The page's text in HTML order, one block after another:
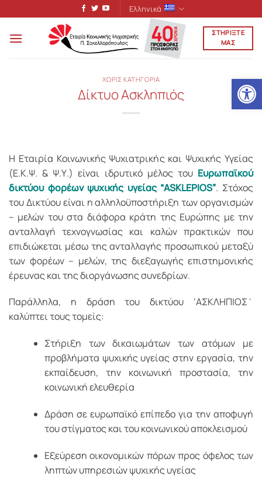
στο
περιεχόμενο
Ελληνικά
ΣΤΗΡΙΞΤΕ
ΜΑΣ
ΧΩΡΙΣ ΚΑΤΗΓΟΡΙΑ
Δίκτυο Ασκληπιός
Η Εταιρία Κοινωνικής Ψυχιατρικής και Ψυχικής Υγείας
(Ε.Κ.Ψ. & Ψ.Υ.) είναι ιδρυτικό μέλος του Ευρωπαϊκού
δικτύου φορέων ψυχικής υγείας “ASKLEPIOS”. Στόχος
του Δικτύου είναι η αλληλοϋποστήριξη των οργανισμών
– μελών του στα διάφορα κράτη της Ευρώπης με την
ανταλλαγή τεχνογνωσίας και καλών πρακτικών που
επιδιώκεται μέσω της ανταλλαγής προσωπικού μεταξύ
των φορέων – μελών, της διεξαγωγής επιστημονικής
έρευνας και της διοργάνωσης συνεδρίων.
Παράλληλα, η δράση του δικτύου ‘ΑΣΚΛΗΠΙΟΣ΄
καλύπτει τους τομείς:
Στήριξη των δικαιωμάτων των ατόμων με
προβλήματα ψυχικής υγείας στην εργασία, την
εκπαίδευση, την κοινωνική προστασία, την
κοινωνική ελευθερία
Δράση σε ευρωπαϊκό επίπεδο για την αποφυγή
του στίγματος και του κοινωνικού αποκλεισμού
Εξεύρεση οικονομικών πόρων προς όφελος των
ληπτών υπηρεσιών ψυχικής υγείας